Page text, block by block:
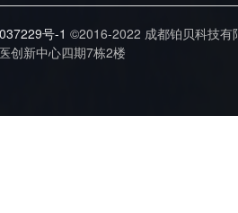
号-1 ©2016-2022 成都铂贝科技
创新中心四期7栋2楼